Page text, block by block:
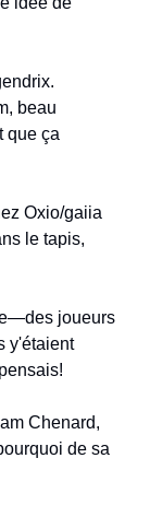
beau
que ça
Oxio/gaiia
le tapis,
joueurs
y'étaient
Chenard,
de sa